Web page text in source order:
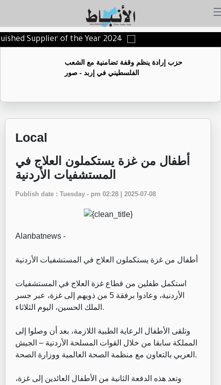
Supplier of the Year 2024
حزب إرادة ينظم وقفة تضامنية مع الشعب
الفلسطيني في إربد - صور
Local
أطفال من غزة يستكملون العلاج في
المستشفيات الأردنية
Publish date : Tuesday - pm 02:28 | 2025-07-08
Alanbatnews -
أطفال من غزة يستكملون العلاج في المستشفيات الأردنية
استكمل طفلين من قطاع غزة العلاج في المستشفيات
الأردنية، وعادوا برفقة 5 من ذويهم إلى غزة، عبر جسر
الملك الحسين، اليوم الثلاثاء.
وتلقى الأطفال الرعاية الطبية اللازمة، بعد أن وصلوا إلى
المملكة سابقا من خلال القوات المسلحة الأردنية – الجيش
العربي بالتعاون مع منظمة الصحة العالمية ووزارة الصحة.
وتعد هذه الدفعة الثانية من الأطفال العائدين إلى غزة،